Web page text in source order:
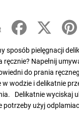
sposób pielęgnacji
Napełnij
do prania
wodzie i delikatnie
Delikatnie wyciskaj
potrzeby użyj